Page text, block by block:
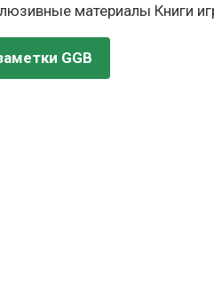
материалы Книги
GGB